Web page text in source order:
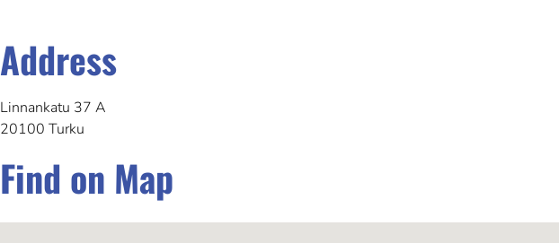
Address
Linnankatu 37 A
20100 Turku
Find on Map